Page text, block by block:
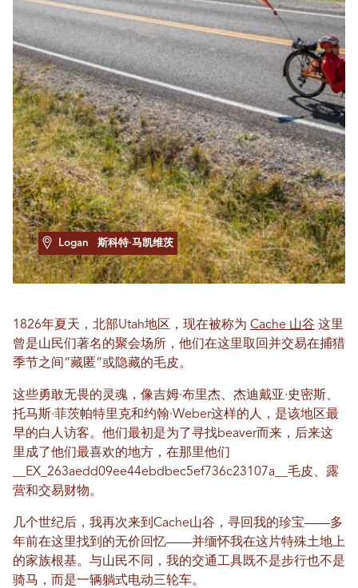
Logan 斯科特·马凯维茨
1826年夏天，北部Utah地区，现在被称为 Cache 山谷 这里
曾是山民们著名的聚会场所，他们在这里取回并交易在捕猎
季节之间“藏匿”或隐藏的毛皮。
这些勇敢无畏的灵魂，像吉姆·布里杰、杰迪戴亚·史密斯、
托马斯·菲茨帕特里克和约翰·Weber这样的人，是该地区最
早的白人访客。他们最初是为了寻找beaver而来，后来这
里成了他们最喜欢的地方，在那里他们
__EX_263aedd09ee44ebdbec5ef7​​36c23107a__毛皮、露
营和交易财物。
几个世纪后，我再次来到Cache山谷，寻回我的珍宝——多
年前在这里找到的无价回忆——并缅怀我在这片特殊土地上
的家族根基。与山民不同，我的交通工具既不是步行也不是
骑马，而是一辆躺式电动三轮车。